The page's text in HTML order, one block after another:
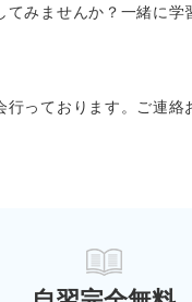
てみませんか？ 一緒に学
行っております。ご連絡